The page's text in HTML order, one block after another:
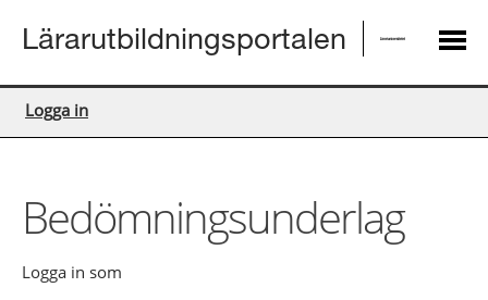
Lärarutbildningsportalen
Logga in